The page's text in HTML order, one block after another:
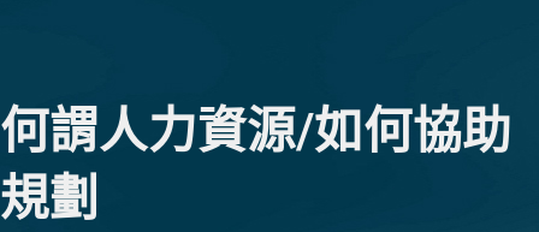
何謂人力資源/如何協助
規劃